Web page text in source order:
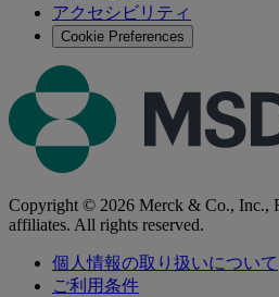
アクセシビリティ
Cookie Preferences
Copyright © 2026 Merck & Co., Inc.,
affiliates. All rights reserved.
個人情報の取り扱いについて
ご利用条件